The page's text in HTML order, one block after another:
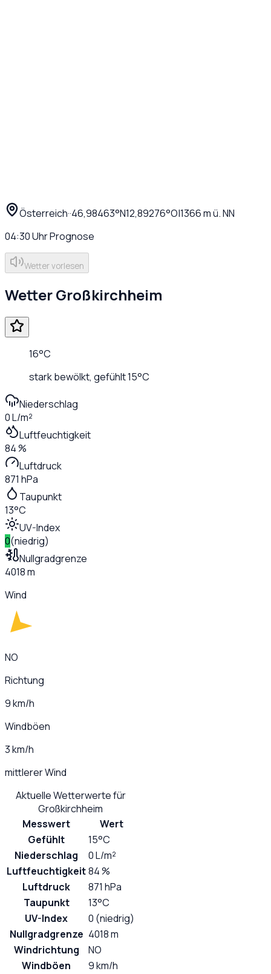
Österreich··46,98463°N12,89276°O|1366m ü. NN
04:30UhrPrognose
Wetter vorlesen
WetterGroßkirchheim
16°C
stark bewölkt, gefühlt15°C
Niederschlag
0 L/m²
Luftfeuchtigkeit
84 %
Luftdruck
871 hPa
Taupunkt
13°C
UV-Index
0(niedrig)
Nullgradgrenze
4018 m
Wind
NO
Richtung
9 km/h
Windböen
3 km/h
mittlerer Wind
Aktuelle Wetterwerte für
Großkirchheim
Messwert
Wert
Gefühlt
15°C
Niederschlag
0 L/m²
Luftfeuchtigkeit84 %
Luftdruck
871 hPa
Taupunkt
13°C
UV-Index
0 (niedrig)
Nullgradgrenze 4018 m
Windrichtung
NO
Windböen
9 km/h